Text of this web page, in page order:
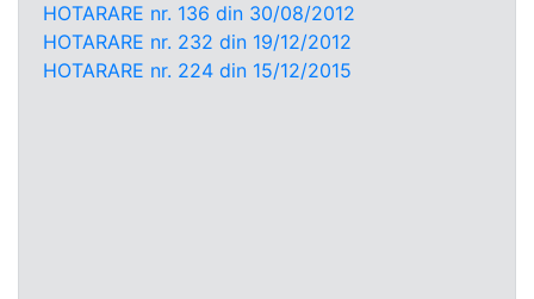
HOTARARE nr. 136 din 30/08/2012
HOTARARE nr. 232 din 19/12/2012
HOTARARE nr. 224 din 15/12/2015